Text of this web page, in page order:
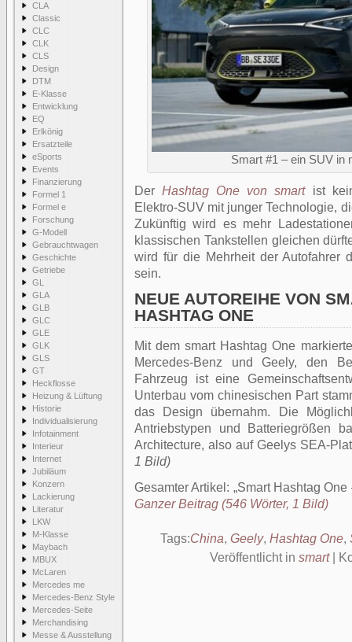
CLA
Classic
CLC
CLK
CLS
Design
DTM
E-Klasse
Entwicklung
EQ
Erlkönig
Ersatzteile
eSports
Events
Finanzierung
Formel 1
Formel e
Forschung
G-Modell
Gebrauchtwagen
Geschichte
Getriebe
GL
GLA
GLB
GLC
GLE
GLK
GLS
GT
Heckflosse
Heizung & Lüftung
Historie
Individualisierung
Infotainment
Interieur
Internet
Jubiläum
Konzern
Lackierung
Literatur
LKW
M-Klasse
Maybach
MBUX
McLaren
Mercedes me
Mercedes-Benz Style
Mercedes-Seite
Merchandising
Messe & Ausstellung
Smart #1 – ein SUV in
DerHashtag One von smartist
Elektro-SUV mit junger Technologie,
Zukünftig wird es mehr
klassischen Tankstellen gleichen
wird für die Mehrheit der Autofahrer
sein.
NEUE AUTOREIHE VON
HASHTAG ONE
Mit dem smart Hashtag One
Mercedes-Benz und Geely, den
Fahrzeug ist eine
Unterbau vom chinesischen Part
das Design übernahm. Die
Antriebstypen und Batteriegrößen
Architecture, also auf Geelys SEA-
1 Bild)
Gesamter Artikel:
Smart Hashtag
Ganzer Beitrag (546 Wörter, 1 Bild)
Tags:China, Geely, Hashtag One,
Veröffentlicht in smart|